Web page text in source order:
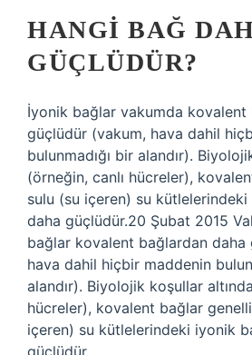
HANGI BAĞ
GÜÇLÜDÜR?
İyonik bağlar vakumda kovalent
güçlüdür (vakum, hava dahil
bulunmadığı bir alandır).
(örneğin, canlı hücreler),
sulu (su içeren) su
daha güçlüdür.20 Şubat 2015
bağlar kovalent bağlardan daha
hava dahil hiçbir maddenin
alandır). Biyolojik koşullar
hücreler), kovalent bağlar
içeren) su kütlelerindeki iyonik
güçlüdür.